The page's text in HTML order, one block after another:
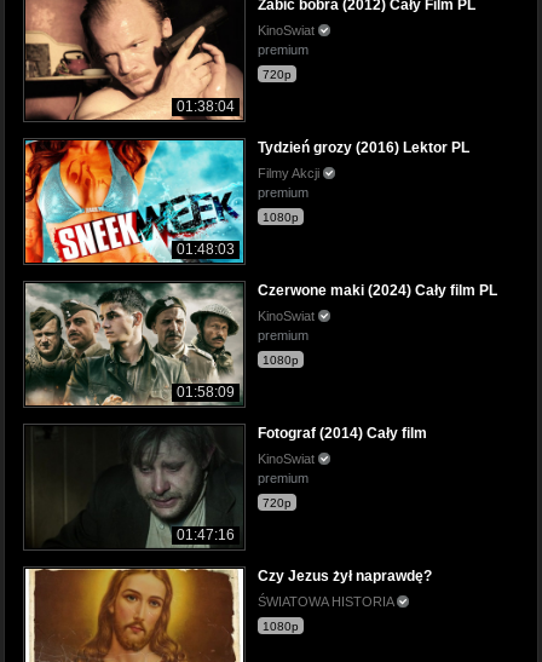
01:38:04
Zabić bobra (2012) Cały Film PL
KinoSwiat
premium
720p
01:48:03
Tydzień grozy (2016) Lektor PL
Filmy Akcji
premium
1080p
01:58:09
Czerwone maki (2024) Cały film PL
KinoSwiat
premium
1080p
01:47:16
Fotograf (2014) Cały film
KinoSwiat
premium
720p
Czy Jezus żył naprawdę?
ŚWIATOWA HISTORIA
1080p